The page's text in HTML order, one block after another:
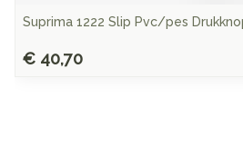
Suprima 1222 Slip Pvc/pes
€ 40,70